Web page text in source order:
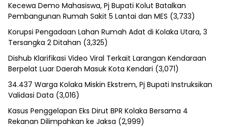
Kecewa Demo Mahasiswa, Pj Bupati Kolut Batalkan
Pembangunan Rumah Sakit 5 Lantai dan MES (3,733)
Korupsi Pengadaan Lahan Rumah Adat di Kolaka Utara, 3
Tersangka 2 Ditahan (3,325)
Dishub Klarifikasi Video Viral Terkait Larangan Kendaraan
Berpelat Luar Daerah Masuk Kota Kendari (3,071)
34.437 Warga Kolaka Miskin Ekstrem, Pj Bupati Instruksikan
Validasi Data (3,016)
Kasus Penggelapan Eks Dirut BPR Kolaka Bersama 4
Rekanan Dilimpahkan ke Jaksa (2,999)